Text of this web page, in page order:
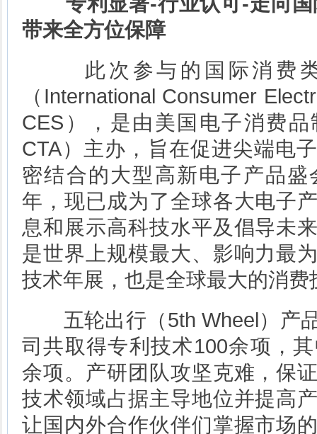
带来全方位保障
此次参与的国际消费类
（International Consumer
CES），是由美国电子消费
CTA）主办，旨在促进尖端电
密结合的大型高新电子产品盛
年，现已成为了全球各大电子
息和展示高科技水平及倡导未
是世界上规模最大、影响力最
技术年展，也是全球最大的消费
五轮出行（5th Wheel）产
司共取得专利技术100余项，
余项。产研团队攻坚克难，保
技术领域占据主导地位并提高
让国内外合作伙伴们掌握市场